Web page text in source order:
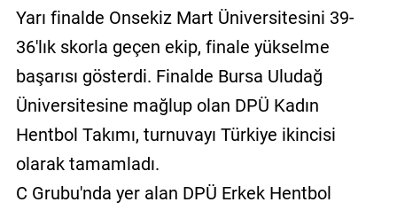
Yarı finalde Onsekiz Mart Üniversitesini 39-
36'lık skorla geçen ekip, finale yükselme
başarısı gösterdi. Finalde Bursa Uludağ
Üniversitesine mağlup olan DPÜ Kadın
Hentbol Takımı, turnuvayı Türkiye ikincisi
olarak tamamladı.
C Grubu'nda yer alan DPÜ Erkek Hentbol